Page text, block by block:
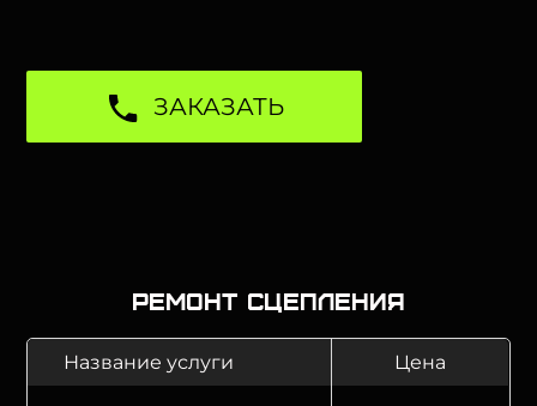
ЗАКАЗАТЬ
Ремонт сцепления
Название услуги Цена